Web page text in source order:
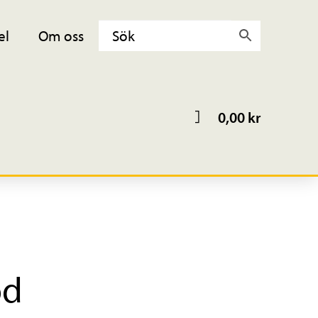
Om oss
0,00kr